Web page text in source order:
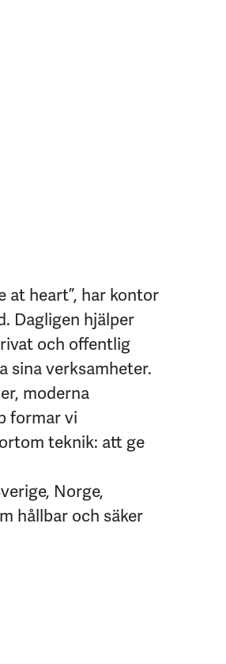
at heart”, har kontor
Dagligen hjälper
och offentlig
sina verksamheter.
moderna
formar vi
teknik: att ge
Norge,
hållbar och säker